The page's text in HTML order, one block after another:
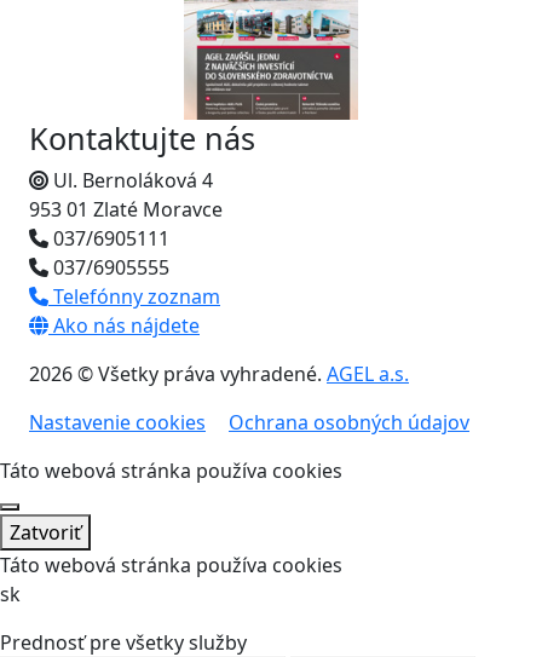
Kontaktujte nás
Ul. Bernoláková 4
953 01 Zlaté Moravce
037/6905111
037/6905555
Telefónny zoznam
Ako nás nájdete
2026 © Všetky práva vyhradené. AGEL a.s.
Nastavenie cookies
Ochrana osobných údajov
Táto webová stránka používa cookies
Zatvoriť
Táto webová stránka používa cookies
sk
Prednosť pre všetky služby